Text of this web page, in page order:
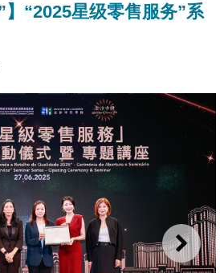
】“2025星级零售服务”系
下一